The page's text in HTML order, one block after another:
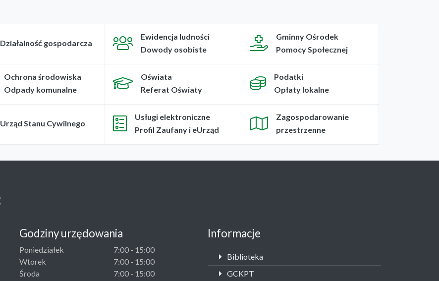
Działalność gospodarcza
Ewidencja ludności
Dowody osobiste
Gminny Ośrodek
Pomocy Społecznej
Ochrona środowiska
Odpady komunalne
Oświata
Referat Oświaty
Podatki
Opłaty lokalne
Urząd Stanu Cywilnego
Usługi elektroniczne
Profil Zaufany i eUrząd
Zagospodarowanie
przestrzenne
Godziny urzędowania
Poniedziałek
7:00 - 15:00
Wtorek
7:00 - 15:00
Środa
7:00 - 15:00
Informacje
Biblioteka
GCKPT